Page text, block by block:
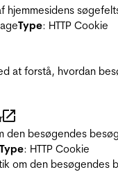
hjemmesidens
Type: HTTP Cookie
at forstå, hvordan
den besøgendes
Type: HTTP Cookie
om den besøgendes